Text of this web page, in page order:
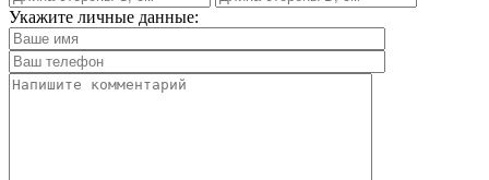
Укажите личные данные: